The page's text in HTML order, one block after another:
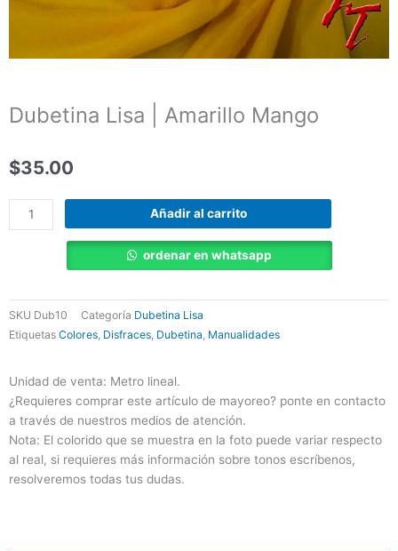
Dubetina Lisa | Amarillo Mango
$35.00
Dubetina
Lisa
Añadir al carrito
ordenar en whatsapp
SKU Dub10 Categoría Dubetina Lisa
Etiquetas Colores, Disfraces, Dubetina, Manualidades
Unidad de venta: Metro lineal.
¿Requieres comprar este artículo de mayoreo? ponte en contacto
a través de nuestros medios de atención.
Nota: El colorido que se muestra en la foto puede variar respecto
al real, si requieres más información sobre tonos escríbenos,
resolveremos todas tus dudas.